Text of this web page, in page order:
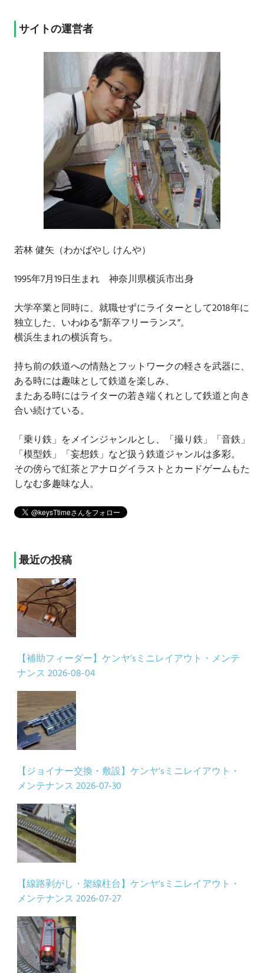
サイトの運営者
若林 健矢（わかばやし けんや）
1995年7月19日生まれ 神奈川県横浜市出身
大学卒業と同時に、就職せずにライターとして2018年に
独立した、いわゆる”新卒フリーランス”。
横浜生まれの横浜育ち。
持ち前の鉄道への情熱とフットワークの軽さを武器に、
ある時には趣味として鉄道を楽しみ、
またある時にはライターの若き端くれとして鉄道と向き
合い続けている。
「乗り鉄」をメインジャンルとし、「撮り鉄」「音鉄」
「模型鉄」「妄想鉄」など扱う鉄道ジャンルは多彩。
その傍らで紅茶とアナログイラストとカードゲームもた
しなむ多趣味な人。
最近の投稿
【補助フィーダー】ケンヤ’sミニレイアウト・メンテ
ナンス 2026-08-04
【ジョイナー交換・敷設】ケンヤ’sミニレイアウト・
メンテナンス 2026-07-30
【線路剥がし・架線柱台】ケンヤ’sミニレイアウト・
メンテナンス 2026-07-27